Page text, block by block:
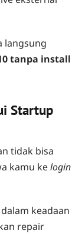
langsung
tanpa install
Startup
tidak bisa
kamu kelogin
keadaan
repair